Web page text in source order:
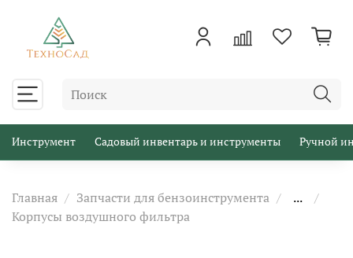
Инструмент Садовый инвентарь и инструменты Ручной
Главная Запчасти для бензоинструмента
...
Корпусы воздушного фильтра